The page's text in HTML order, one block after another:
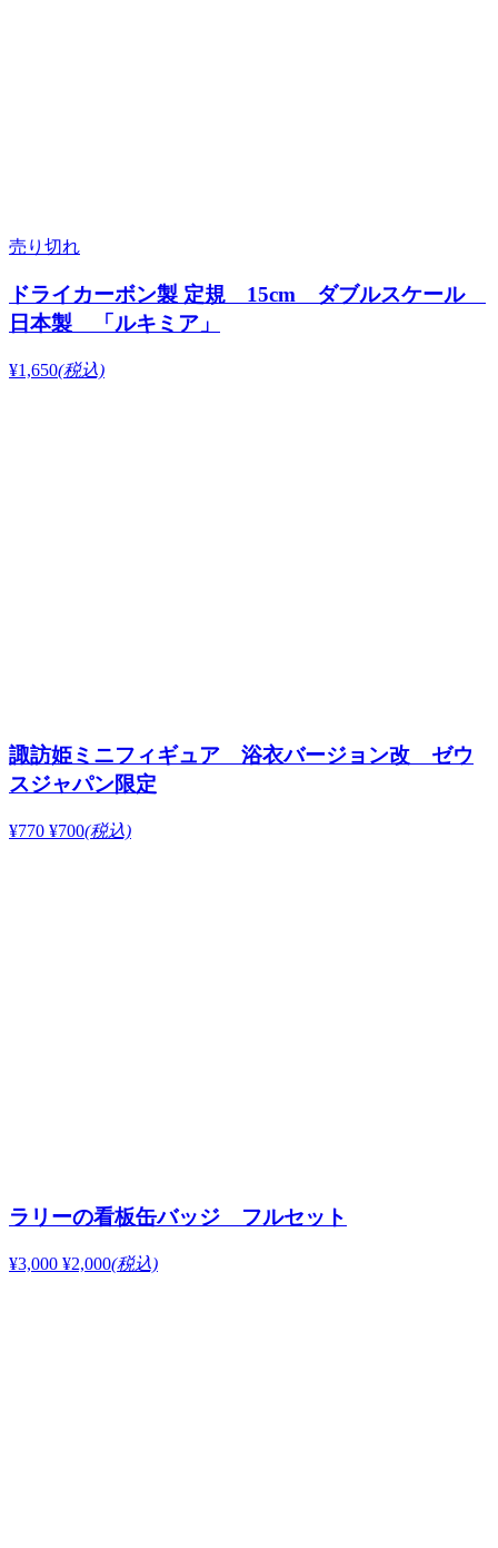
売り切れ
ドライカーボン製 定規 15cm ダブルスケール
日本製 「ルキミア」
¥1,650(税込)
諏訪姫ミニフィギュア 浴衣バージョン改 ゼウ
スジャパン限定
¥770 ¥700(税込)
ラリーの看板缶バッジ フルセット
¥3,000 ¥2,000(税込)